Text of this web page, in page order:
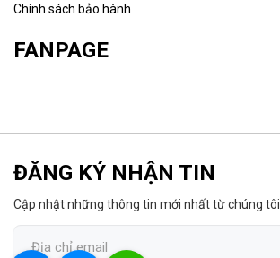
Chính sách bảo hành
FANPAGE
ĐĂNG KÝ NHẬN TIN
Cập nhật những thông tin mới nhất từ chúng tôi